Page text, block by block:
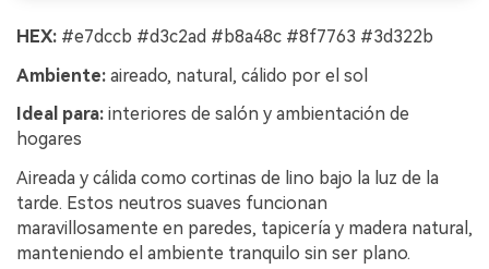
HEX: #e7dccb #d3c2ad #b8a48c #8f7763 #3d322b
Ambiente: aireado, natural, cálido por el sol
Ideal para: interiores de salón y ambientación de
hogares
Aireada y cálida como cortinas de lino bajo la luz de la
tarde. Estos neutros suaves funcionan
maravillosamente en paredes, tapicería y madera natural,
manteniendo el ambiente tranquilo sin ser plano.